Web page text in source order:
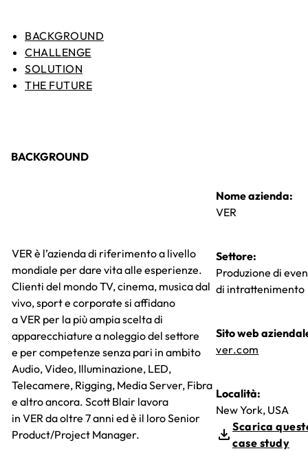
BACKGROUND
CHALLENGE
SOLUTION
THE FUTURE
BACKGROUND
VER è l’azienda di riferimento a livello
mondiale per dare vita alle esperienze.
Clienti del mondo TV, cinema, musica dal
vivo, sport e corporate si affidano
a VER per la più ampia scelta di
apparecchiature a noleggio del settore
e per competenze senza pari in ambito
Audio, Video, Illuminazione, LED,
Telecamere, Rigging, Media Server, Fibra
e altro ancora. Scott Blair lavora
in VER da oltre 7 anni ed è il loro Senior
Product/Project Manager.
Nome azienda:
VER
Settore:
Produzione di
di intrattenimento
Sito web
ver.com
Località:
New York, USA
Scarica
case study